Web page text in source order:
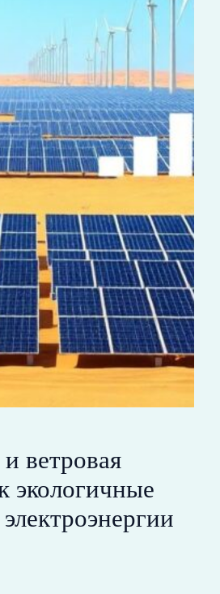
ветровая
экологичные